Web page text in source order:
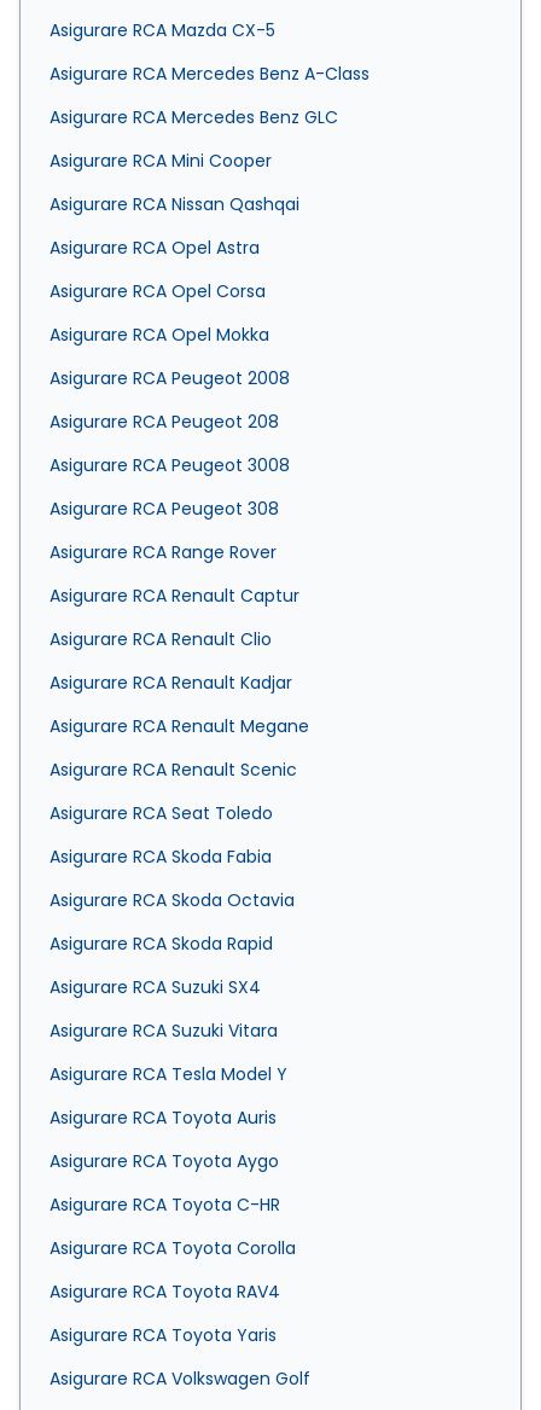
Asigurare RCA Mazda CX-5
Asigurare RCA Mercedes Benz A-Class
Asigurare RCA Mercedes Benz GLC
Asigurare RCA Mini Cooper
Asigurare RCA Nissan Qashqai
Asigurare RCA Opel Astra
Asigurare RCA Opel Corsa
Asigurare RCA Opel Mokka
Asigurare RCA Peugeot 2008
Asigurare RCA Peugeot 208
Asigurare RCA Peugeot 3008
Asigurare RCA Peugeot 308
Asigurare RCA Range Rover
Asigurare RCA Renault Captur
Asigurare RCA Renault Clio
Asigurare RCA Renault Kadjar
Asigurare RCA Renault Megane
Asigurare RCA Renault Scenic
Asigurare RCA Seat Toledo
Asigurare RCA Skoda Fabia
Asigurare RCA Skoda Octavia
Asigurare RCA Skoda Rapid
Asigurare RCA Suzuki SX4
Asigurare RCA Suzuki Vitara
Asigurare RCA Tesla Model Y
Asigurare RCA Toyota Auris
Asigurare RCA Toyota Aygo
Asigurare RCA Toyota C-HR
Asigurare RCA Toyota Corolla
Asigurare RCA Toyota RAV4
Asigurare RCA Toyota Yaris
Asigurare RCA Volkswagen Golf